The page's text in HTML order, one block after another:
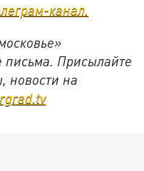
канал.
письма. Присылайте
новости на